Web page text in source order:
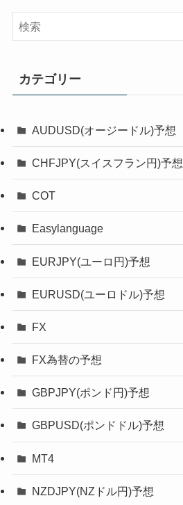
カテゴリー
AUDUSD(オージードル)予想
CHFJPY(スイスフラン円)予想
COT
Easylanguage
EURJPY(ユーロ円)予想
EURUSD(ユーロドル)予想
FX
FX為替の予想
GBPJPY(ポンド円)予想
GBPUSD(ポンドドル)予想
MT4
NZDJPY(NZドル円)予想